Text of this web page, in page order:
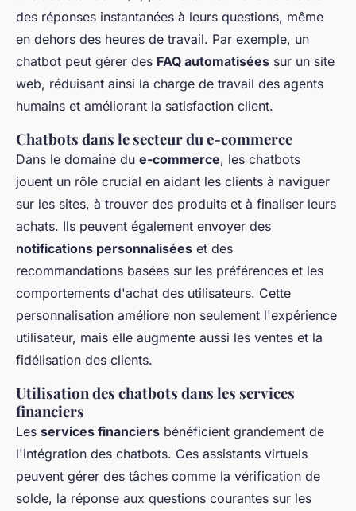
des réponses instantanées à leurs questions, même
en dehors des heures de travail. Par exemple, un
chatbot peut gérer des FAQ automatisées sur un site
web, réduisant ainsi la charge de travail des agents
humains et améliorant la satisfaction client.
Chatbots dans le secteur du e-commerce
Dans le domaine du e-commerce, les chatbots
jouent un rôle crucial en aidant les clients à naviguer
sur les sites, à trouver des produits et à finaliser leurs
achats. Ils peuvent également envoyer des
notifications personnalisées et des
recommandations basées sur les préférences et les
comportements d'achat des utilisateurs. Cette
personnalisation améliore non seulement l'expérience
utilisateur, mais elle augmente aussi les ventes et la
fidélisation des clients.
Utilisation des chatbots dans les services
financiers
Les services financiers bénéficient grandement de
l'intégration des chatbots. Ces assistants virtuels
peuvent gérer des tâches comme la vérification de
solde, la réponse aux questions courantes sur les